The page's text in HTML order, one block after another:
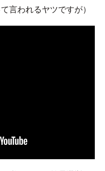
言われるヤツですが）